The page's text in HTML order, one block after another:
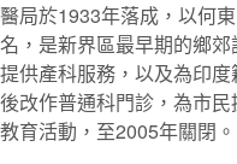
局於1933年落成，以何
，是新界區最早期的鄉
供產科服務，以及為印
改作普通科門診，為市
育活動，至2005年關閉。